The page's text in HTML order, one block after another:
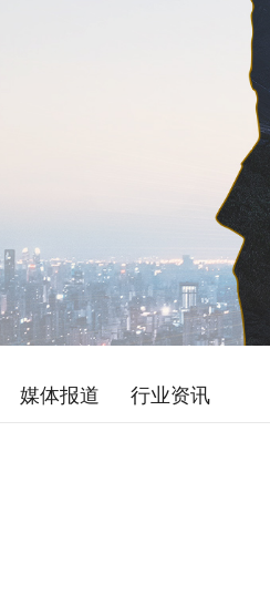
媒体报道 行业资讯